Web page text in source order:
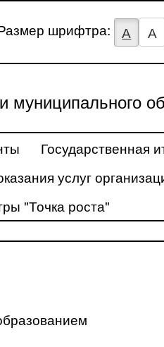
шрифтра: А А
Государственная
услуг
"Точка роста"